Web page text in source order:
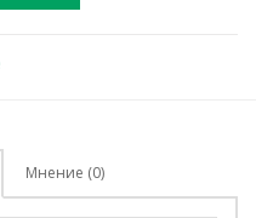
Мнение (0)